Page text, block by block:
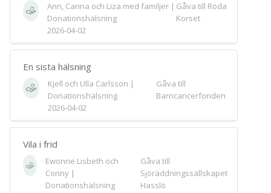
Ann, Carina och Liza med familjer |
Donationshälsning
2026-04-02
Gåva till Röda
Korset
En sista hälsning
Kjell och Ulla Carlsson |
Donationshälsning
2026-04-02
Gåva till
Barncancerfonden
Vila i frid
Ewonne Lisbeth och
Conny |
Donationshälsning
Gåva till
Sjöräddningssällskapet
Hasslö